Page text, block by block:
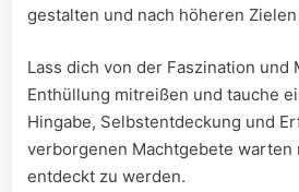
gestalten und nach höheren
Lass ‌dich von der Faszination und
Enthüllung ‍mitreißen⁤ und tauche
Hingabe, Selbstentdeckung und
verborgenen Machtgebete ⁤warten
entdeckt zu ‍werden.